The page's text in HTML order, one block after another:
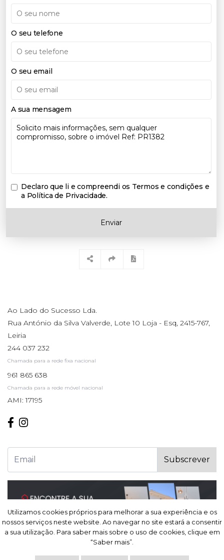
Utilizamos cookies próprios para melhorar a sua experiência e os
nossos serviços neste website. Ao navegar no site estará a consentir
a sua utilização. Para saber mais sobre o uso de cookies, clique em
“Saber mais”.
O seu telefone
O seu email
A sua mensagem
Declaro que li e compreendi os Termos e condições e
a Política de Privacidade.
Enviar
Ao Lado do Sucesso Lda.
Rua António da Silva Valverde, Lote 10 Loja - Esq, 2415-767,
Leiria
244 037 232
Chamada para a rede fixa nacional
961 865 638
Chamada para a rede móvel nacional
AMI: 17195
Subscrever
Utilizamos cookies próprios para melhorar a sua experiência e os
nossos serviços neste website. Ao navegar no site estará a consentir
a sua utilização. Para saber mais sobre o uso de cookies, clique em
“Saber mais”.